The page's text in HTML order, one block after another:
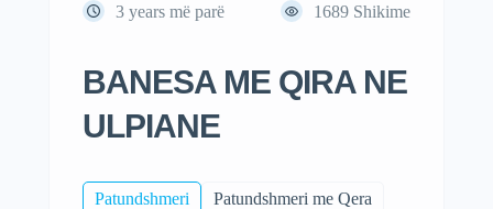
3 years më parë 1689 Shikime
BANESA ME QIRA NE
ULPIANE
Patundshmeri
Patundshmeri me Qera